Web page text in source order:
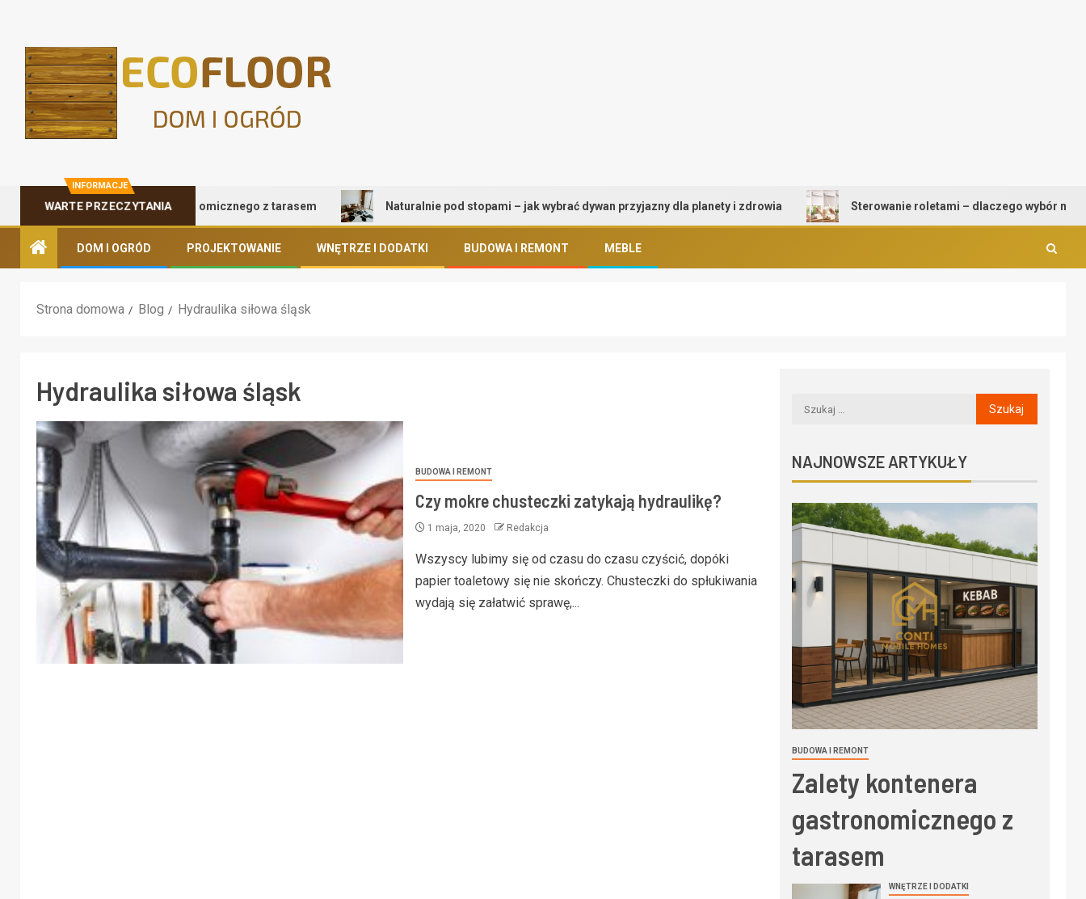
INFORMACJE
WARTE PRZECZYTANIA
Zalety kontenera gastronomicznego z tarasem Naturalnie pod stopami – jak wybrać dywan przyjazny dla planety i zdrowia Sterowanie roletami – dlaczego wybór
DOM I OGRÓD PROJEKTOWANIE WNĘTRZE I DODATKI BUDOWA I REMONT MEBLE
Strona domowa Blog Hydraulika siłowa śląsk
Hydraulika siłowa śląsk
BUDOWA I REMONT
Czy mokre chusteczki zatykają hydraulikę?
1 maja, 2020 Redakcja
Wszyscy lubimy się od czasu do czasu czyścić, dopóki
papier toaletowy się nie skończy. Chusteczki do spłukiwania
wydają się załatwić sprawę,...
NAJNOWSZE ARTYKUŁY
BUDOWA I REMONT
Zalety kontenera
gastronomicznego z
tarasem
WNĘTRZE I DODATKI